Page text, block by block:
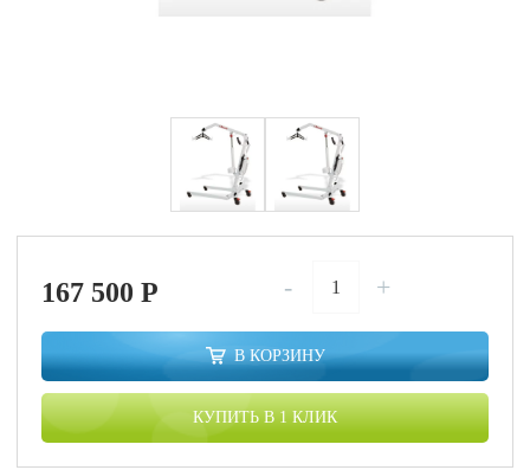
167 500P - +
В КОРЗИНУ
КУПИТЬ В 1 КЛИК